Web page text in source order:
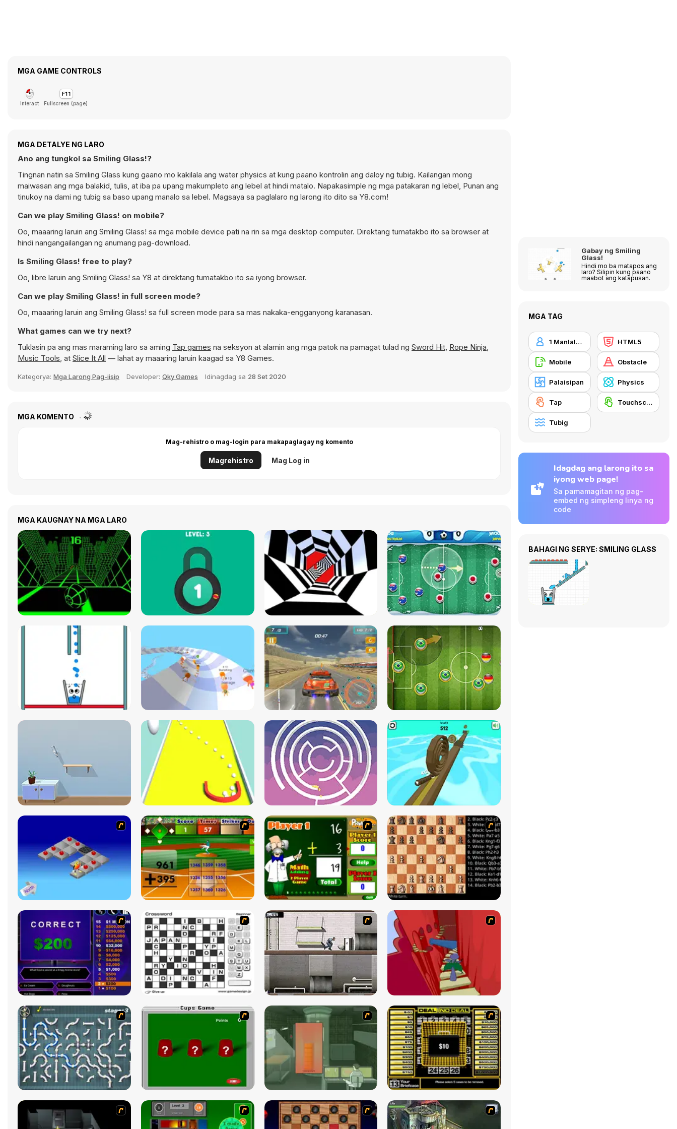
MGA GAME CONTROLS
Interact Fullscreen (page)
MGA DETALYE NG LARO
Ano ang tungkol sa Smiling Glass!?
Tingnan natin sa Smiling Glass kung gaano mo kakilala ang water physics at kung paano kontrolin ang daloy ng tubig. Kailangan mong
maiwasan ang mga balakid, tulis, at iba pa upang makumpleto ang lebel at hindi matalo. Napakasimple ng mga patakaran ng lebel, Punan ang
tinukoy na dami ng tubig sa baso upang manalo sa lebel. Magsaya sa paglalaro ng larong ito dito sa Y8.com!
Can we play Smiling Glass! on mobile?
Oo, maaaring laruin ang Smiling Glass! sa mga mobile device pati na rin sa mga desktop computer. Direktang tumatakbo ito sa browser at
hindi nangangailangan ng anumang pag-download.
Is Smiling Glass! free to play?
Oo, libre laruin ang Smiling Glass! sa Y8 at direktang tumatakbo ito sa iyong browser.
Can we play Smiling Glass! in full screen mode?
Oo, maaaring laruin ang Smiling Glass! sa full screen mode para sa mas nakaka-engganyong karanasan.
What games can we try next?
Tuklasin pa ang mas maraming laro sa aming Tap games na seksyon at alamin ang mga patok na pamagat tulad ng Sword Hit, Rope Ninja,
Music Tools, at Slice It All — lahat ay maaaring laruin kaagad sa Y8 Games.
Kategorya: Mga Larong Pag-iisip Developer: Qky Games Idinagdag sa 28 Set 2020
MGA KOMENTO
Mag-rehistro o mag-login para makapaglagay ng komento
Magrehistro Mag Log in
MGA KAUGNAY NA MGA LARO
Gabay ng Smiling
Glass!
Hindi mo ba matapos ang
laro? Silipin kung paano
maabot ang katapusan.
MGA TAG
1 Manlalaro HTML5
Mobile Obstacle
Palaisipan Physics
Tap Touchscreen
Tubig
Idagdag ang larong ito sa
iyong web page!
Sa pamamagitan ng pag-
embed ng simpleng linya ng
code
BAHAGI NG SERYE: SMILING GLASS